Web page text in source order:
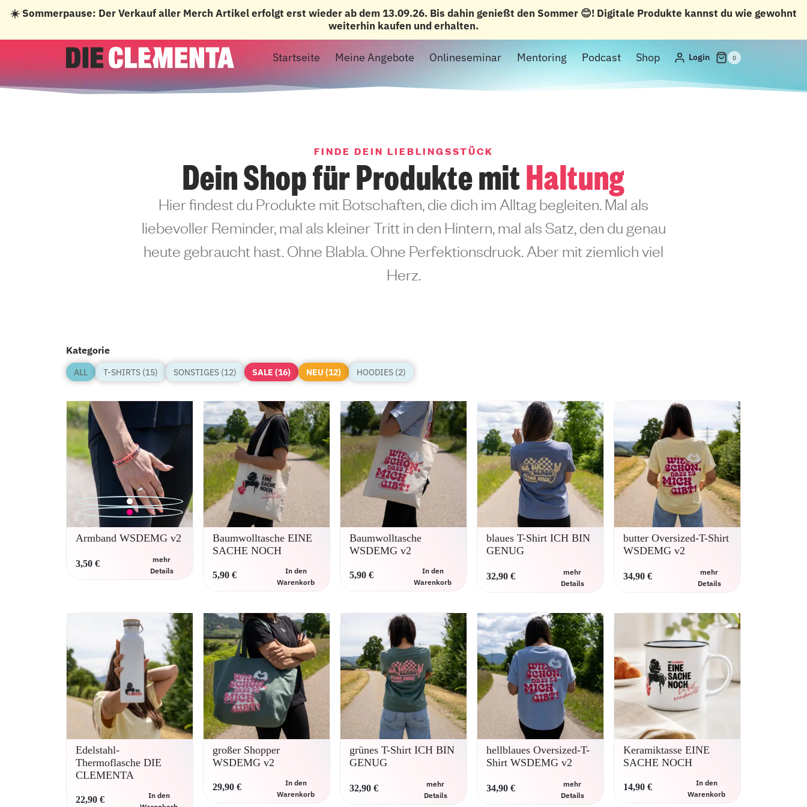
☀️ Sommerpause: Der Verkauf aller Merch Artikel erfolgt erst wieder ab dem 13.09.26. Bis dahin genießt den Sommer 😊! Digitale Produkte kannst du wie gewohnt
weiterhin kaufen und erhalten.
springen
Startseite Meine Angebote Onlineseminar Mentoring Podcast Shop Login 0
FINDE DEIN LIEBLINGSSTÜCK
Dein Shop für Produkte mitHaltung
Hier findest du Produkte mit Botschaften, die dich im Alltag begleiten. Mal als
liebevoller Reminder, mal als kleiner Tritt in den Hintern, mal als Satz, den du genau
heute gebraucht hast. Ohne Blabla. Ohne Perfektionsdruck. Aber mit ziemlich viel
Herz.
Kategorie
ALL T-SHIRTS (15) SONSTIGES (12) SALE (16) NEU (12) HOODIES (2)
Armband WSDEMG v2
3,50 €
mehr
Details
weist
mehrere
Varianten
auf.
Die
Optionen
können
auf
der
Produktseite
gewählt
Baumwolltasche EINE
SACHE NOCH
5,90 €
In den
Warenkorb
Baumwolltasche
WSDEMG v2
5,90 €
In den
Warenkorb
blaues T-Shirt ICH BIN
GENUG
32,90 €
mehr
Details
Produkt
weist
mehrere
Varianten
auf.
Die
Optionen
können
auf
der
Produktseite
gewählt
butter Oversized-T-Shirt
WSDEMG v2
34,90 €
mehr
Details
Produkt
weist
mehrere
Varianten
auf.
Optionen
können
Produktseite
gewählt
Edelstahl-
Thermoflasche DIE
CLEMENTA
22,90 €
In den
großer Shopper
WSDEMG v2
29,90 €
In den
Warenkorb
grünes T-Shirt ICH BIN
GENUG
32,90 €
mehr
Details
hellblaues Oversized-T-
Shirt WSDEMG v2
34,90 €
mehr
Details
Keramiktasse EINE
SACHE NOCH
14,90 €
In den
Warenkorb